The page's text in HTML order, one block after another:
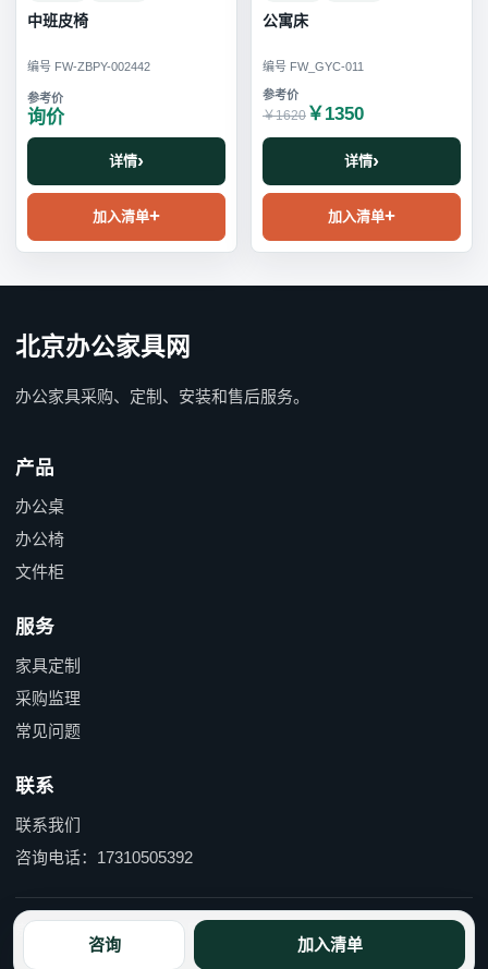
咨询 加入清单
中班皮椅
编号 FW-ZBPY-002442
询价
详情
加入清单
公寓床
编号 FW_GYC-011
￥1620 ￥1350
详情
加入清单
北京办公家具网
办公家具采购、定制、安装和售后服务。
产品
办公桌
办公椅
文件柜
服务
家具定制
采购监理
常见问题
联系
联系我们
咨询电话：17310505392
京ICP备15055597号-1 京公网安备110114000490号